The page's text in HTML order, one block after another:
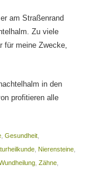
am Straßenrand
Zu viele
für meine Zwecke,
in den
profitieren alle
, Gesundheit,
, Nierensteine,
, Zähne,